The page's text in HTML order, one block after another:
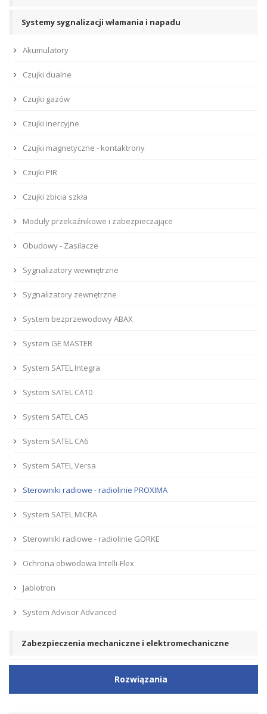
Systemy sygnalizacji włamania i napadu
Akumulatory
Czujki dualne
Czujki gazów
Czujki inercyjne
Czujki magnetyczne - kontaktrony
Czujki PIR
Czujki zbicia szkła
Moduły przekaźnikowe i zabezpieczające
Obudowy - Zasilacze
Sygnalizatory wewnętrzne
Sygnalizatory zewnętrzne
System bezprzewodowy ABAX
System GE MASTER
System SATEL Integra
System SATEL CA10
System SATEL CA5
System SATEL CA6
System SATEL Versa
Sterowniki radiowe - radiolinie PROXIMA
System SATEL MICRA
Sterowniki radiowe - radiolinie GORKE
Ochrona obwodowa Intelli-Flex
Jablotron
System Advisor Advanced
Zabezpieczenia mechaniczne i elektromechaniczne
Rozwiązania